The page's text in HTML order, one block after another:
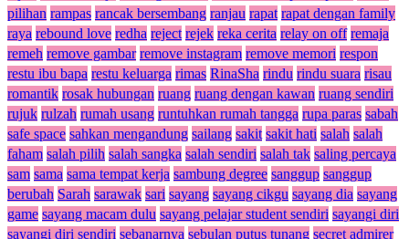
pilihan rampas rancak bersembang ranjau rapat rapat dengan family
raya rebound love redha reject rejek reka cerita relay on off remaja
remeh remove gambar remove instagram remove memori respon
restu ibu bapa restu keluarga rimas RinaSha rindu rindu suara risau
romantik rosak hubungan ruang ruang dengan kawan ruang sendiri
rujuk rulzah rumah usang runtuhkan rumah tangga rupa paras sabah
safe space sahkan mengandung sailang sakit sakit hati salah salah
faham salah pilih salah sangka salah sendiri salah tak saling percaya
sam sama sama tempat kerja sambung degree sanggup sanggup
berubah Sarah sarawak sari sayang sayang cikgu sayang dia sayang
game sayang macam dulu sayang pelajar student sendiri sayangi diri
sayangi diri sendiri sebanarnya sebulan putus tunang secret admirer